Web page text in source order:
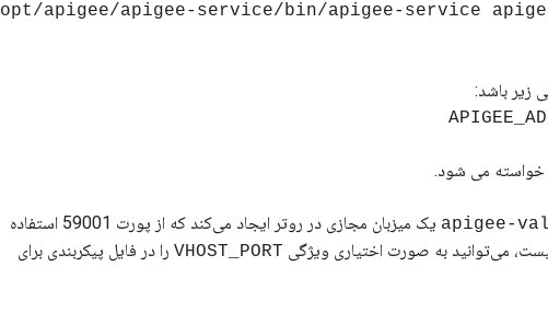
> /opt/apigee/apigee-service/bin/apigee-service
زیر باشد:
خواسته می شود.
apigee-
یک میزبان مجازی در روتر ایجاد می‌کند که از پورت 59001 استفاده
می‌توانید به صورت اختیاری ویژگی VHOST_PORT را در فایل پیکربندی برای